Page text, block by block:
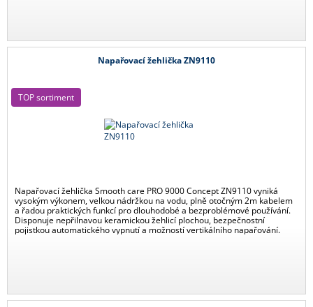
Napařovací žehlička ZN9110
Napařovací žehlička Smooth care PRO 9000 Concept ZN9110 vyniká
vysokým výkonem, velkou nádržkou na vodu, plně otočným 2m kabelem
a řadou praktických funkcí pro dlouhodobé a bezproblémové používání.
Disponuje nepřilnavou keramickou žehlicí plochou, bezpečnostní
pojistkou automatického vypnutí a možností vertikálního napařování.
TOP sortiment